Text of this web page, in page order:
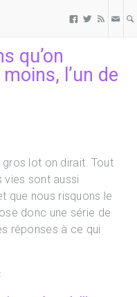
  
qu’on
l’un de
lot on dirait. Tout
vies sont aussi
que nous risquons le
donc une série de
réponses à ce qui